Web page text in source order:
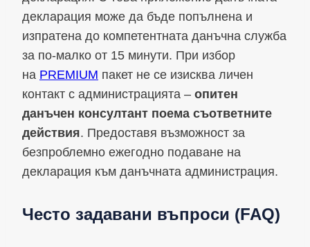
декларация може да бъде попълнена и
изпратена до компетентната данъчна служба
за по-малко от 15 минути. При избор
на PREMIUM пакет не се изисква личен
контакт с администрацията – опитен
данъчен консултант поема съответните
действия. Предоставя възможност за
безпроблемно ежегодно подаване на
декларация към данъчната администрация.
Често задавани въпроси (FAQ)